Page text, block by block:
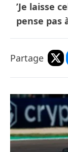
’Je laisse
pense pas
Partage